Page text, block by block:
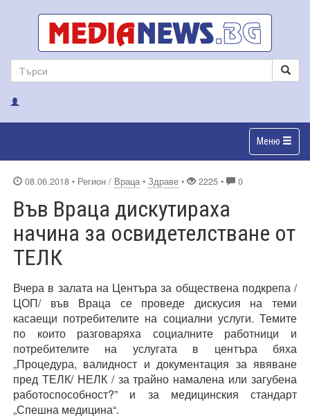
Меню
08.06.2018 • Регион / Враца • Здраве • 2225 • 0
Във Враца дискутираха
начина за освидетелстване от
ТЕЛК
Вчера в залата на Центъра за обществена подкрепа /
ЦОП/ във Враца се проведе дискусия на теми
касаещи потребителите на социални услуги. Темите
по които разговаряха социалните работници и
потребителите на услугата в центъра бяха
„Процедура, валидност и документация за явяване
пред ТЕЛК/ НЕЛК / за трайно намалена или загубена
работоспособност?” и за медицинския стандарт
„Спешна медицина“.